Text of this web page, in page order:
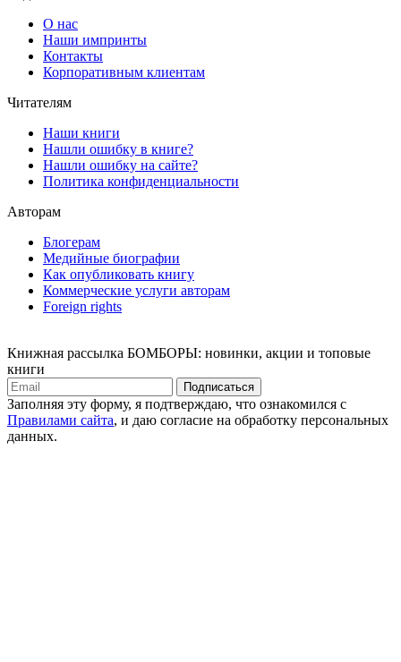
О нас
Наши импринты
Контакты
Корпоративным клиентам
Читателям
Наши книги
Нашли ошибку в книге?
Нашли ошибку на сайте?
Политика конфиденциальности
Авторам
Блогерам
Медийные биографии
Как опубликовать книгу
Коммерческие услуги авторам
Foreign rights
Книжная рассылка БОМБОРЫ: новинки, акции и топовые
книги
Подписаться
Заполняя эту форму, я подтверждаю, что ознакомился с
Правилами сайта, и даю согласие на обработку персональных
данных.